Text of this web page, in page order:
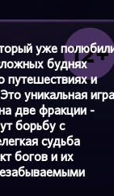
уже
буднях
путешествиях и
уникальная игра
две фракции -
борьбу с
судьба
богов и их